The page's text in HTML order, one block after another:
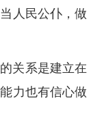
人民公仆，做
关系是建立在
力也有信心做